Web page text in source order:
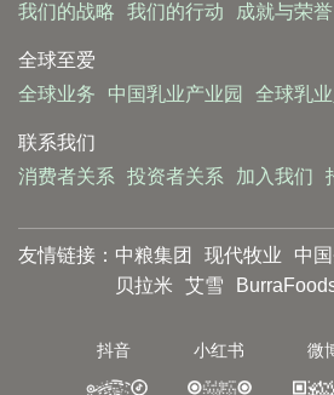
我们的战略
我们的行动 成就与荣誉
全球至爱
全球业务
中国乳业产业园 全球乳
联系我们
消费者关系
投资者关系 加入我们
友情链接： 中粮集团 现代牧业 中
贝拉米
艾雪
抖音 小红书 微